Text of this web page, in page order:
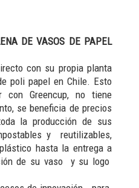
DE VASOS DE PAPEL
con su propia planta
poli papel en Chile. Esto
con Greencup, no tiene
se beneficia de precios
la producción de sus
y reutilizables,
hasta la entrega a
de su vaso y su logo